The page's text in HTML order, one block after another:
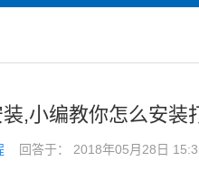
,小编教你怎么安装
回答于： 2018年05月28日